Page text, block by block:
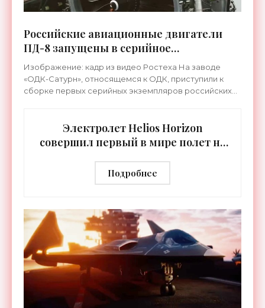
Российские авиационные двигатели
ПД-8 запущены в серийное
производство - «Техника»
Изображение: кадр из видео Ростеха На заводе
«ОДК-Сатурн», относящемся к ОДК, приступили к
сборке первых серийных экземпляров российских
Электролет Helios Horizon
совершил первый в мире полет на
«Техника»
Подробнее